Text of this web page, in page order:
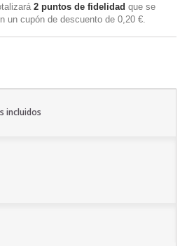
2 puntos de fidelidad que se
un cupón de descuento de 0,20 €.
incluidos